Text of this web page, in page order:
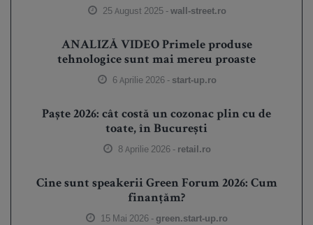
25 August 2025 -wall-street.ro
ANALIZĂ VIDEO Primele produse
tehnologice sunt mai mereu proaste
6 Aprilie 2026 - start-up.ro
Paște 2026: cât costă un cozonac plin cu de
toate, în București
8 Aprilie 2026 - retail.ro
Cine sunt speakerii Green Forum 2026: Cum
finanțăm?
15 Mai 2026 - green.start-up.ro